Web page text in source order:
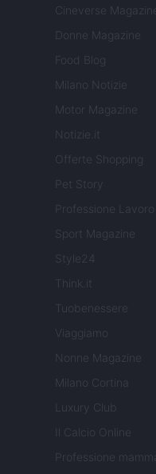
Cineverse Magazine
Donne Magazine
Food Blog
Milano Notizie
Motor Magazine
Notizie.it
Offerte Shopping
Pet Story
Professione Lavoro
Sport Magazine
Style24
Think.it
Tuobenessere
Viaggiamo
Nonne Magazine
Milano Cortina
Luxury Club
Il Calcio Online
Professione mamma